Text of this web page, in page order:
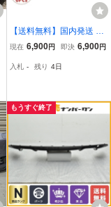
【送料無料】国内発送 ア
ウディ A4 AUDI サイドス
イドスポイラー エアロ ス
現在 6,900円 即決 6,900円
入札 - 残り 4日
もうすぐ終了